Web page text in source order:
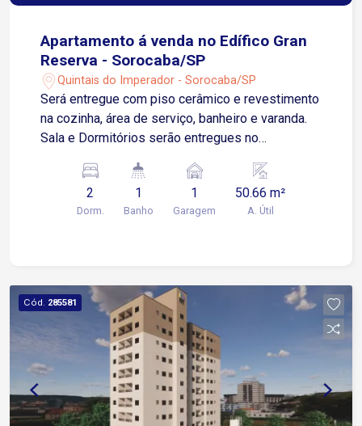
Apartamento á venda no Edífico Gran
Reserva - Sorocaba/SP
Quintais do Imperador - Sorocaba/SP
Será entregue com piso cerâmico e revestimento
na cozinha, área de serviço, banheiro e varanda.
Sala e Dormitórios serão entregues no
Garagem Descoberta e Fixa para um veículo de
pequeno ou médio porte Condomínio: torre única,
2 elevadores, playground, salão de festas.
2
Dorm.
1
Banho
1
Garagem
50.66 m²
A. Útil
Cód. 285581